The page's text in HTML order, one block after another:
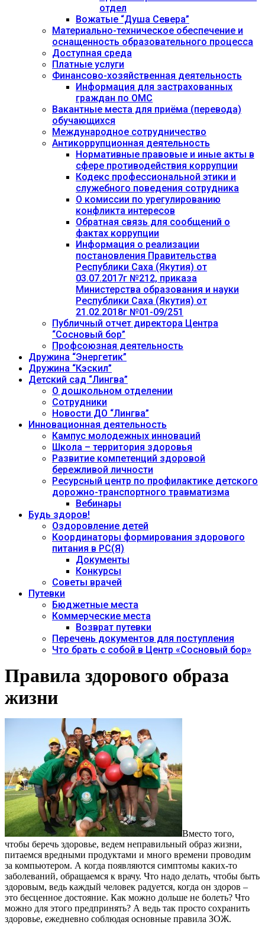
отдел
Вожатые “Душа Севера”
Материально-техническое обеспечение и
оснащенность образовательного процесса
Доступная среда
Платные услуги
Финансово-хозяйственная деятельность
Информация для застрахованных
граждан по ОМС
Вакантные места для приёма (перевода)
обучающихся
Международное сотрудничество
Антикоррупционная деятельность
Нормативные правовые и иные акты в
сфере противодействия коррупции
Кодекс профессиональной этики и
служебного поведения сотрудника
О комиссии по урегулированию
конфликта интересов
Обратная связь для сообщений о
фактах коррупции
Информация о реализации
постановления Правительства
Республики Саха (Якутия) от
03.07.2017г №212, приказа
Министерства образования и науки
Республики Саха (Якутия) от
21.02.2018г №01-09/251
Публичный отчет директора Центра
“Сосновый бор”
Профсоюзная деятельность
Дружина “Энергетик”
Дружина “Кэскил”
Детский сад “Лингва”
О дошкольном отделении
Сотрудники
Новости ДО “Лингва”
Инновационная деятельность
Кампус молодежных инноваций
Школа – территория здоровья
Развитие компетенций здоровой
бережливой личности
Ресурсный центр по профилактике детского
дорожно-транспортного травматизма
Вебинары
Будь здоров!
Оздоровление детей
Координаторы формирования здорового
питания в РС(Я)
Документы
Конкурсы
Советы врачей
Путевки
Бюджетные места
Коммерческие места
Возврат путевки
Перечень документов для поступления
Что брать с собой в Центр «Сосновый бор»
Правила здорового образа
жизни
Вместо того,
чтобы беречь здоровье, ведем неправильный образ жизни,
питаемся вредными продуктами и много времени проводим
за компьютером. А когда появляются симптомы каких-то
заболеваний, обращаемся к врачу. Что надо делать, чтобы быть
здоровым, ведь каждый человек радуется, когда он здоров –
это бесценное достояние. Как можно дольше не болеть? Что
можно для этого предпринять? А ведь так просто сохранить
здоровье, ежедневно соблюдая основные правила ЗОЖ.